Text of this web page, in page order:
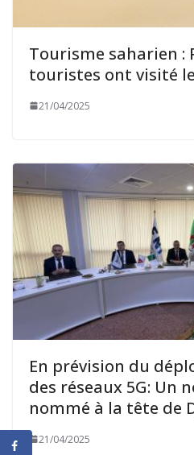
Tourisme saharien :
touristes ont visité
21/04/2025
En prévision du
des réseaux 5G: Un
nommé à la tête de
21/04/2025